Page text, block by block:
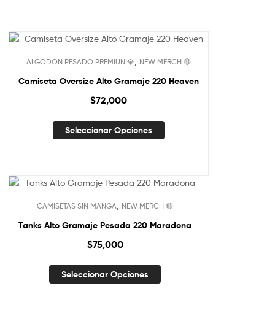
ALGODON PESADO PREMIUN 💎, NEW MERCH 🔴
Camiseta Oversize Alto Gramaje 220 Heaven
$72,000
Seleccionar Opciones
CAMISETAS SIN MANGA NEW MERCH 🔴
Tanks Alto Gramaje Pesada 220 Maradona
$75,000
Seleccionar Opciones